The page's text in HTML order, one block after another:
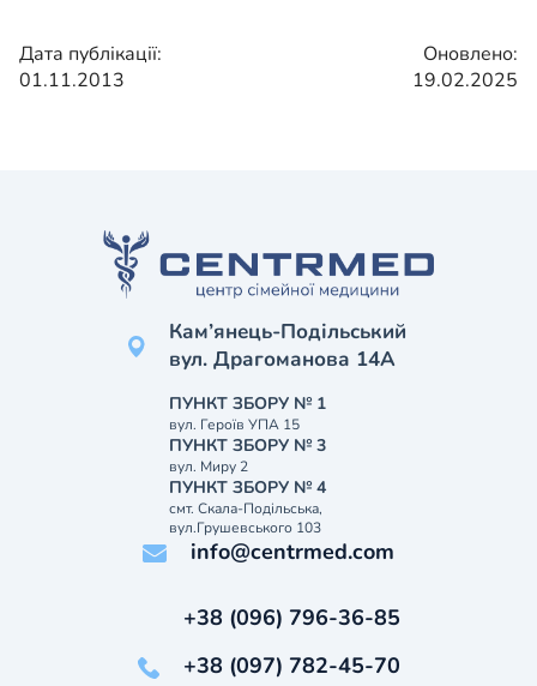
Дата публікації:
01.11.2013
Оновлено:
19.02.2025
Кам’янець-Подільський
вул. Драгоманова 14А
ПУНКТ ЗБОРУ № 1
вул. Героїв УПА 15
ПУНКТ ЗБОРУ № 3
вул. Миру 2
ПУНКТ ЗБОРУ № 4
смт. Скала-Подільська,
вул.Грушевського 103
info@centrmed.com
+38 (096) 796-36-85
+38 (097) 782-45-70